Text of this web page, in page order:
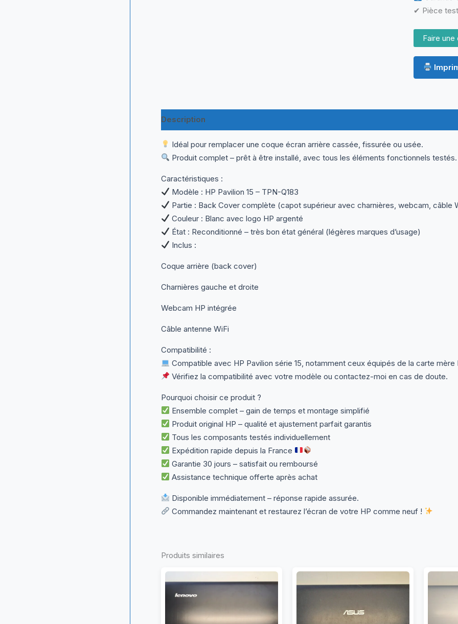
Webcam
Câble
WiFi
✔ Pièce
Faire une
Description
Idéal pour remplacer une coque écran arrière cassée, fissurée ou usée.
Produit complet – prêt à être installé, avec tous les éléments fonctionnels testés.
Caractéristiques :
Modèle : HP Pavilion 15 – TPN-Q183
Partie : Back Cover complète (capot supérieur avec charnières, webcam, câble
Couleur : Blanc avec logo HP argenté
État : Reconditionné – très bon état général (légères marques d’usage)
Inclus :
Coque arrière (back cover)
Charnières gauche et droite
Webcam HP intégrée
Câble antenne WiFi
Compatibilité :
Compatible avec HP Pavilion série 15, notamment ceux équipés de la carte mère
Vérifiez la compatibilité avec votre modèle ou contactez-moi en cas de doute.
Pourquoi choisir ce produit ?
Ensemble complet – gain de temps et montage simplifié
Produit original HP – qualité et ajustement parfait garantis
Tous les composants testés individuellement
Expédition rapide depuis la France
Garantie 30 jours – satisfait ou remboursé
Assistance technique offerte après achat
Disponible immédiatement – réponse rapide assurée.
Commandez maintenant et restaurez l’écran de votre HP comme neuf !
Produits similaires